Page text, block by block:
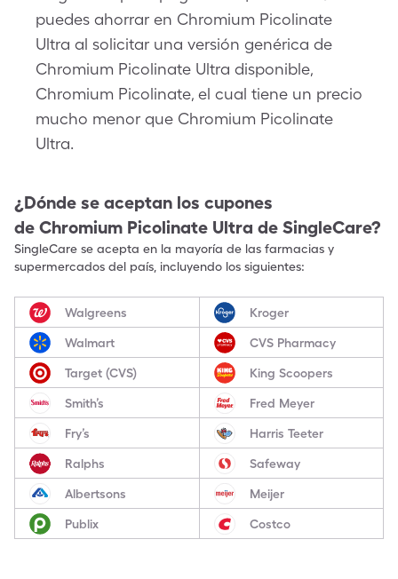
puedes ahorrar en Chromium Picolinate
Ultra al solicitar una versión genérica de
Chromium Picolinate Ultra disponible,
Chromium Picolinate, el cual tiene un precio
mucho menor que Chromium Picolinate
Ultra.
¿Dónde se aceptan los cupones
de Chromium Picolinate Ultra de SingleCare?
SingleCare se acepta en la mayoría de las farmacias y
supermercados del país, incluyendo los siguientes:
Walgreens Kroger
Walmart CVS Pharmacy
Target (CVS) King Scoopers
Smith’s Fred Meyer
Fry’s Harris Teeter
Ralphs Safeway
Albertsons Meijer
Publix Costco